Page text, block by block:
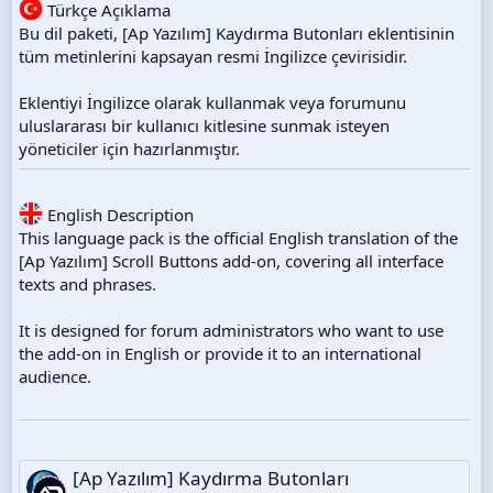
h
Türkçe Açıklama
Bu dil paketi, [Ap Yazılım] Kaydırma Butonları eklentisinin
tüm metinlerini kapsayan resmi İngilizce çevirisidir.
Eklentiyi İngilizce olarak kullanmak veya forumunu
uluslararası bir kullanıcı kitlesine sunmak isteyen
yöneticiler için hazırlanmıştır.
English Description
This language pack is the official English translation of the
[Ap Yazılım] Scroll Buttons add-on, covering all interface
texts and phrases.
It is designed for forum administrators who want to use
the add-on in English or provide it to an international
audience.
[Ap Yazılım] Kaydırma Butonları